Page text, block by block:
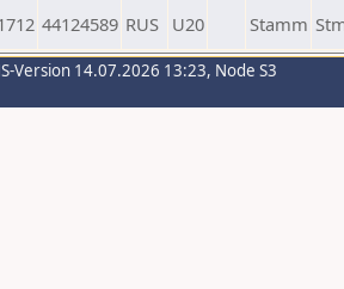
44124589 RUS U20 Stamm
Version 14.07.2026 13:23, Node S3